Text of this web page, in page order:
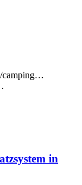
camping…
in